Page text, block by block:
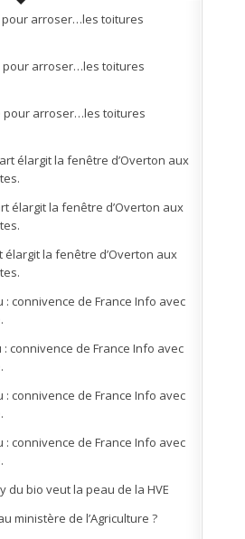
pour arroser…les toitures
pour arroser…les toitures
pour arroser…les toitures
élargit la fenêtre d’Overton aux
élargit la fenêtre d’Overton aux
élargit la fenêtre d’Overton aux
: connivence de France Info avec
: connivence de France Info avec
: connivence de France Info avec
: connivence de France Info avec
du bio veut la peau de la HVE
ministère de l’Agriculture ?